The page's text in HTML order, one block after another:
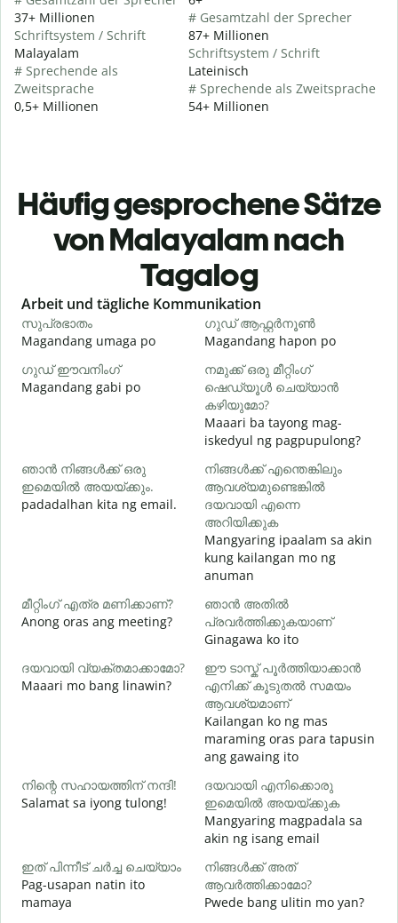
37+ Millionen
Schriftsystem / Schrift
Malayalam
# Sprechende als
Zweitsprache
0,5+ Millionen
# Gesamtzahl der Sprecher
87+ Millionen
Schriftsystem / Schrift
Lateinisch
# Sprechende als Zweitsprache
54+ Millionen
Häufig gesprochene Sätze
von Malayalam nach
Tagalog
Slide 1 of 6
Arbeit und tägliche Kommunikation
സുപ്രഭാതം
Magandang umaga po
ഗുഡ് ആഫ്റ്റർനൂൺ
Magandang hapon po
ഗുഡ് ഈവനിംഗ്
Magandang gabi po
നമുക്ക് ഒരു മീറ്റിംഗ്
ഷെഡ്യൂൾ ചെയ്യാൻ
കഴിയുമോ?
Maaari ba tayong mag-
iskedyul ng pagpupulong?
ഞാൻ നിങ്ങൾക്ക് ഒരു
ഇമെയിൽ അയയ്ക്കും.
padadalhan kita ng email.
നിങ്ങൾക്ക് എന്തെങ്കിലും
ആവശ്യമുണ്ടെങ്കിൽ
ദയവായി എന്നെ
അറിയിക്കുക
Mangyaring ipaalam sa akin
kung kailangan mo ng
anuman
മീറ്റിംഗ് എത്ര മണിക്കാണ്?
Anong oras ang meeting?
ഞാൻ അതിൽ
പ്രവർത്തിക്കുകയാണ്
Ginagawa ko ito
ദയവായി വ്യക്തമാക്കാമോ?
Maaari mo bang linawin?
ഈ ടാസ്ക് പൂർത്തിയാക്കാൻ
എനിക്ക് കൂടുതൽ സമയം
ആവശ്യമാണ്
Kailangan ko ng mas
maraming oras para tapusin
ang gawaing ito
നിന്റെ സഹായത്തിന് നന്ദി!
Salamat sa iyong tulong!
ദയവായി എനിക്കൊരു
ഇമെയിൽ അയയ്ക്കുക
Mangyaring magpadala sa
akin ng isang email
ഇത് പിന്നീട് ചർച്ച ചെയ്യാം
Pag-usapan natin ito
mamaya
നിങ്ങൾക്ക് അത്
ആവർത്തിക്കാമോ?
Pwede bang ulitin mo yan?